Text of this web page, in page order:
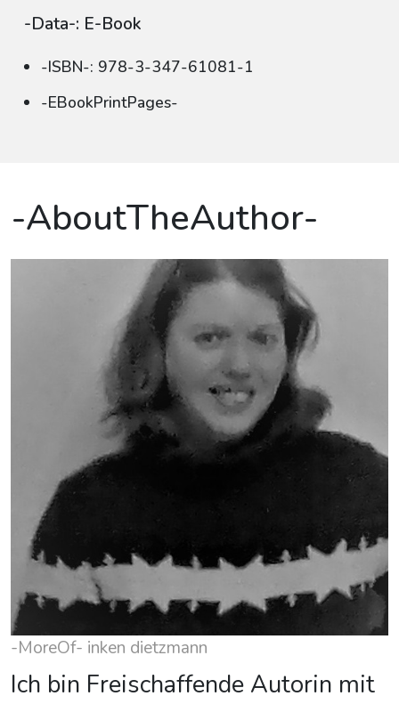
-Data-: E-Book
-ISBN-: 978-3-347-61081-1
-EBookPrintPages-
-AboutTheAuthor-
-MoreOf- inken dietzmann
Ich bin Freischaffende Autorin mit